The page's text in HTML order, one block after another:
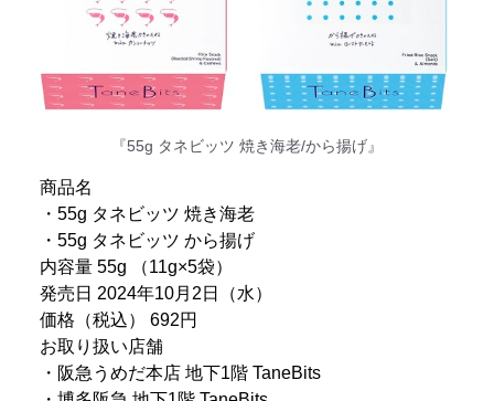
『55g タネビッツ 焼き海老/から揚げ』
商品名
・55g タネビッツ 焼き海老
・55g タネビッツ から揚げ
内容量 55g （11g×5袋）
発売日 2024年10月2日（水）
価格（税込） 692円
お取り扱い店舗
・阪急うめだ本店 地下1階 TaneBits